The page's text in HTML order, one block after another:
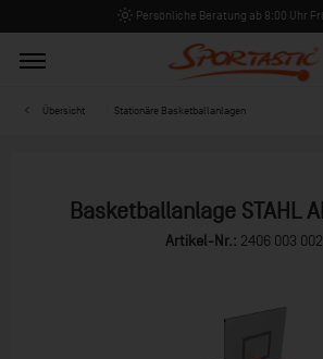
Persönliche Beratung ab 8:00 Uhr
Übersicht Stationäre Basketballanlagen
Basketballanlage STAHL
Artikel-Nr.: 2406 003 002